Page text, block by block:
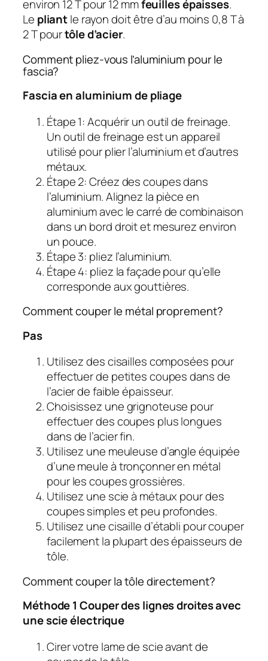
environ 12 T pour 12 mmfeuilles épaisses.
Le pliantle rayon doit être d’au moins 0,8 T à
2 T pourtôle d’acier.
Comment pliez-vous l’aluminium pour le
fascia?
Fascia en aluminium de pliage
Étape 1: Acquérir un outil de freinage.
Un outil de freinage est un appareil
utilisé pour plier l’aluminium et d’autres
métaux.
Étape 2: Créez des coupes dans
l’aluminium. Alignez la pièce en
aluminium avec le carré de combinaison
dans un bord droit et mesurez environ
un pouce.
Étape 3: pliez l’aluminium.
Étape 4: pliez la façade pour qu’elle
corresponde aux gouttières.
Comment couper le métal proprement?
Pas
Utilisez des cisailles composées pour
effectuer de petites coupes dans de
l’acier de faible épaisseur.
Choisissez une grignoteuse pour
effectuer des coupes plus longues
dans de l’acier fin.
Utilisez une meuleuse d’angle équipée
d’une meule à tronçonner en métal
pour les coupes grossières.
Utilisez une scie à métaux pour des
coupes simples et peu profondes.
Utilisez une cisaille d’établi pour couper
facilement la plupart des épaisseurs de
tôle.
Comment couper la tôle directement?
Méthode 1 Couper des lignes droites avec
une scie électrique
Cirer votre lame de scie avant de